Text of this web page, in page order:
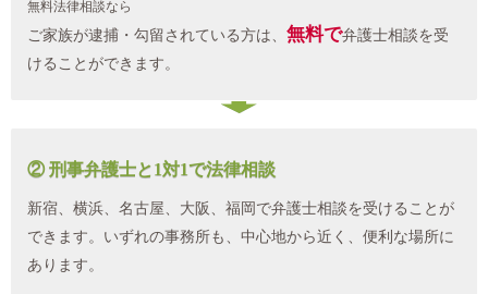
無料法律相談なら
ご家族が逮捕・勾留されている方は、 無料で弁護士相談を受
けることができます。
② 刑事弁護士と1対1で法律相談
新宿、横浜、名古屋、大阪、福岡で弁護士相談を受けることが
できます。いずれの事務所も、中心地から近く、便利な場所に
あります。